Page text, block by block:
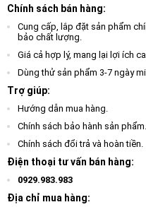
Chính sách bán hàng:
Cung cấp, lắp đặt sản phẩm
bảo chất lượng.
Giá cả hợp lý, mang lại lợi ích
Dùng thử sản phẩm 3-7 ngày
Trợ giúp:
Hướng dẫn mua hàng.
Chính sách bảo hành sản phẩm.
Chính sách đổi trả và hoàn tiền.
Điện thoại tư vấn bán hàng:
0929.983.983
Địa chỉ mua hàng: